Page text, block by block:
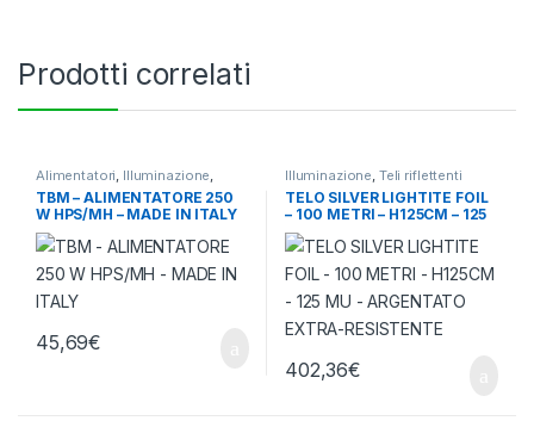
Prodotti correlati
Alimentatori, Illuminazione,
Meccanici
TBM – ALIMENTATORE 250
W HPS/MH – MADE IN ITALY
45,69€
Illuminazione, Teli riflettenti
TELO SILVER LIGHTITE FOIL
– 100 METRI – H125CM – 125
MU – ARGENTATO EXTRA-
RESISTENTE
402,36€